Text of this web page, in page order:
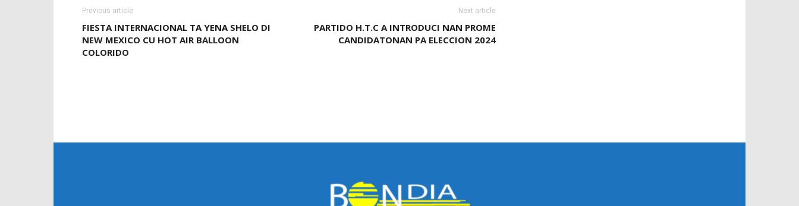
Previous article
FIESTA INTERNACIONAL TA YENA SHELO DI
NEW MEXICO CU HOT AIR BALLOON
COLORIDO
Next article
PARTIDO H.T.C A INTRODUCI NAN PROME
CANDIDATONAN PA ELECCION 2024